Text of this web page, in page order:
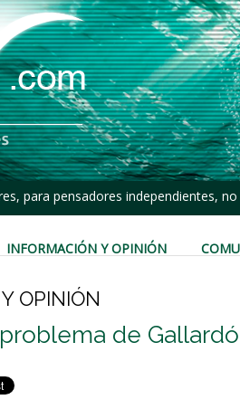
para pensadores independientes,
INFORMACIÓN Y OPINIÓN
OPINIÓN
de